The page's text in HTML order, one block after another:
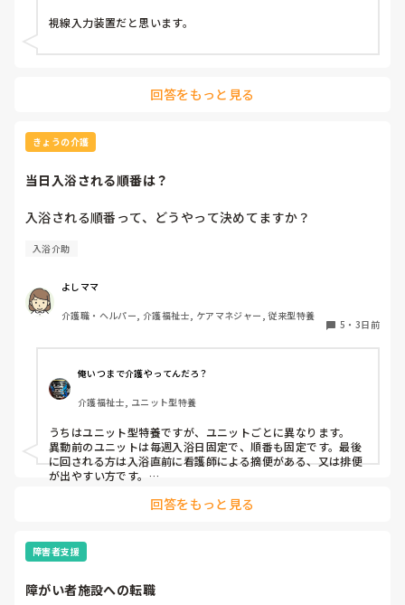
視線入力装置だと思います。
回答をもっと見る
きょうの介護
当日入浴される順番は？
入浴される順番って、どうやって決めてますか？
入浴介助
よしママ
介護職・ヘルパー, 介護福祉士, ケアマネジャー, 従来型特養
5 ・ 3日前
俺いつまで介護やってんだろ？
介護福祉士, ユニット型特養
うちはユニット型特養ですが、ユニットごとに異なります。
異動前のユニットは毎週入浴日固定で、順番も固定です。最後
に回される方は入浴直前に看護師による摘便がある、又は排便
が出やすい方です。
が必要な方など。胃ろうの方は看護師がこの時間までには入浴
今のユニットでは毎週シフトとにらめっこして、職員の人数配
なので変更はほぼないです。たまに病院受診で前後します。
回答をもっと見る
障害者支援
障がい者施設への転職